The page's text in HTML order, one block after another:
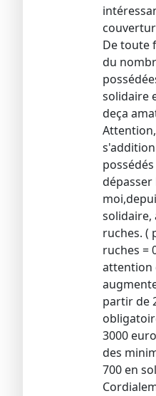
De toute
du
solidaire
deça
dépasser
solidaire,
ruches. (
ruches =
attention
partir de
3000
des
700 en